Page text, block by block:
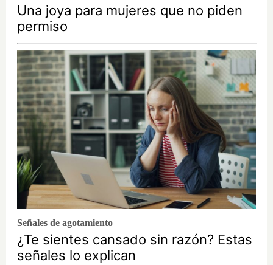
Una joya para mujeres que no piden
permiso
Señales de agotamiento
¿Te sientes cansado sin razón? Estas
señales lo explican